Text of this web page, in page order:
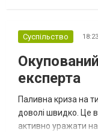
Суспільство
експерта
Паливна криза на
доволі швидко. Це
активно уражати